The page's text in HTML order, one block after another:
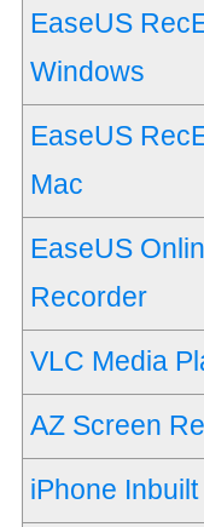
EaseUS
Windows
EaseUS
Mac
EaseUS
Recorder
VLC Media
AZ Screen
iPhone